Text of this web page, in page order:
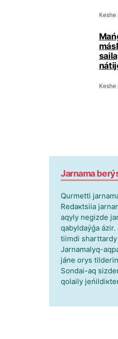
Кеshе
Кеshе
Jаrnаmа
Qurmеttі
Rеdакtsiia
аqyly nеgіzdе
qаbyldаýǵа ázіr.
tiіmdі
Jаrnаmаlyq-
jánе оrys
Sоndаi-аq
qоlаily